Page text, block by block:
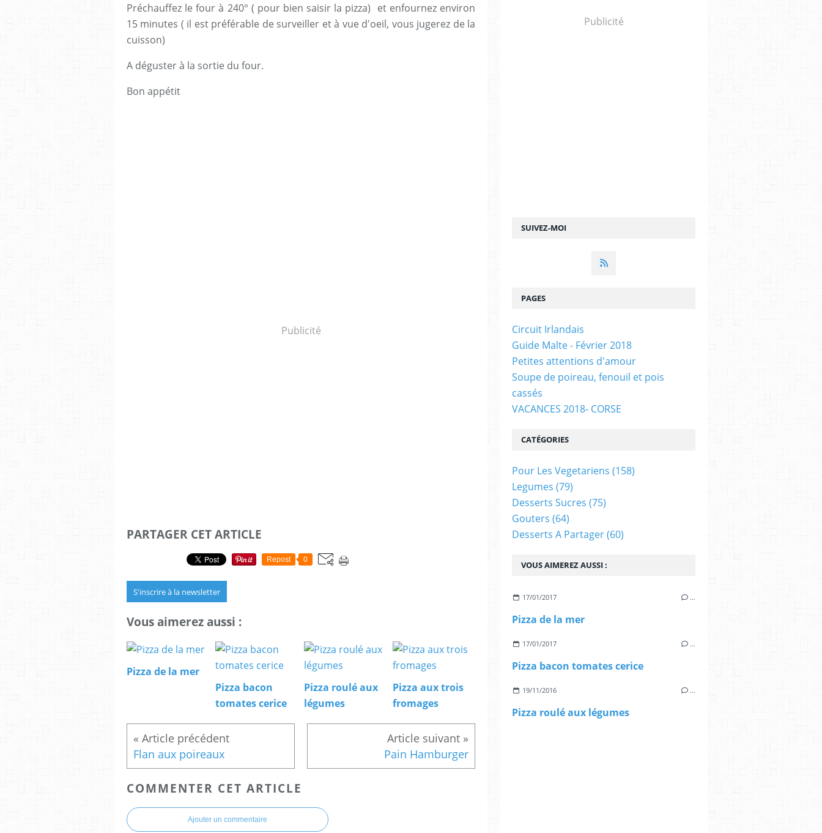
Préchauffez le four à 240° ( pour bien saisir la pizza) et enfournez environ
15 minutes ( il est préférable de surveiller et à vue d'oeil, vous jugerez de la
cuisson)
A déguster à la sortie du four.
Bon appétit
Publicité
PARTAGER CET ARTICLE
Repost 0
S'inscrire à la newsletter
Vous aimerez aussi :
Pizza de la mer
Pizza bacon
tomates cerice
Pizza roulé aux
légumes
Pizza aux trois
fromages
Flan aux poireaux Pain Hamburger
COMMENTER CET ARTICLE
Ajouter un commentaire
SUIVEZ-MOI
Publicité
VOUS AIMEREZ AUSSI :
17/01/2017 …
Pizza de la mer
17/01/2017 …
Pizza bacon tomates cerice
19/11/2016 …
Pizza roulé aux légumes
PAGES
Circuit Irlandais
Guide Malte - Février 2018
Petites attentions d'amour
Soupe de poireau, fenouil et pois
cassés
VACANCES 2018- CORSE
CATÉGORIES
Pour Les Vegetariens (158)
Legumes (79)
Desserts Sucres (75)
Gouters (64)
Desserts A Partager(60)